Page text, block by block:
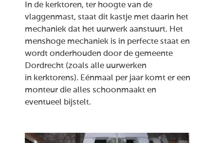
In de kerktoren, ter hoogte van de
vlaggenmast, staat dit kastje met daarin het
mechaniek dat het uurwerk aanstuurt. Het
menshoge mechaniek is in perfecte staat en
wordt onderhouden door de gemeente
Dordrecht (zoals alle uurwerken
in kerktorens). Eénmaal per jaar komt er een
monteur die alles schoonmaakt en
eventueel bijstelt.